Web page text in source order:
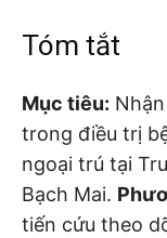
Tóm tắt
Mục tiêu:
trong điều trị
ngoại trú tại
Bạch Mai.
tiến cứu theo